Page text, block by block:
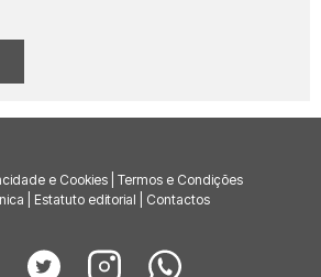
e Cookies Termos e Condições
Estatuto editorial Contactos